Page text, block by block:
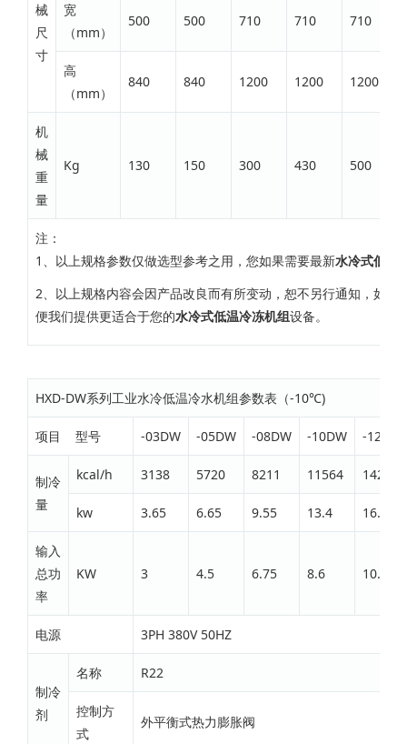
械
尺
寸
宽
（mm）
500 500 710 710 710
高
（mm）
840 840 1200 1200 1200
机
械
重
量
Kg 130 150 300 430 500
注：
1、以上规格参数仅做选型参考之用，您如果需要最新水冷式低温
2、以上规格内容会因产品改良而有所变动，恕不另行通知，如
便我们提供更适合于您的水冷式低温冷冻机组设备。
HXD-DW系列工业水冷低温冷水机组参数表（-10℃)
项目 型号 -03DW -05DW -08DW -10DW -12DW
制冷
量
kcal/h 3138 5720 8211 11564 14272
kw 3.65 6.65 9.55 13.4 16.6
输入
总功
率
KW 3 4.5 6.75 8.6 10.1
电源 3PH 380V 50HZ
制冷
剂
名称 R22
控制方
式
外平衡式热力膨胀阀